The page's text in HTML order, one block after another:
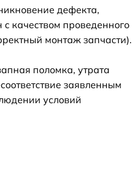
дефекта,
качеством проведенного
монтаж запчасти).
поломка, утрата
заявленным
условий